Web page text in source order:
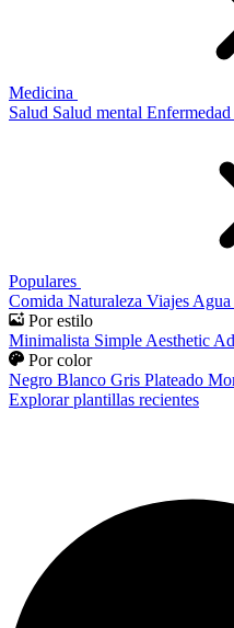
Medicina
Salud Salud mental Enfermedad
Populares
Comida Naturaleza Viajes Agua
Por estilo
Minimalista Simple Aesthetic
Por color
Negro Blanco Gris Plateado
Explorar plantillas recientes